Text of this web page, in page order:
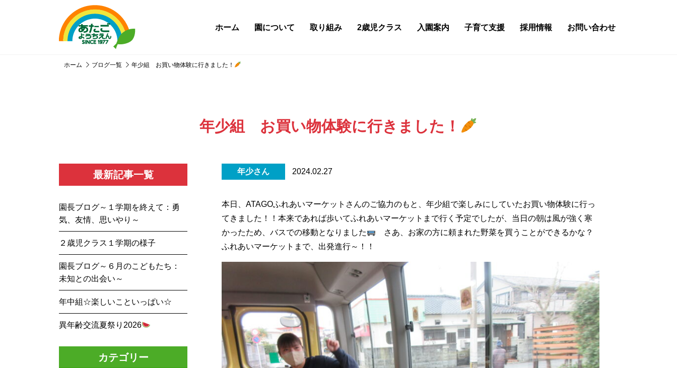
ホーム 園について 取り組み 2歳児クラス 入園案内 子育て支援 採用情報 お問い合わせ
ホーム ブログ一覧 年少組 お買い物体験に行きました！
年少組 お買い物体験に行きました！
最新記事一覧
園長ブログ～１学期を終えて：勇
気、友情、思いやり～
２歳児クラス１学期の様子
園長ブログ～６月のこどもたち：
未知との出会い～
年中組☆楽しいこといっぱい☆
異年齢交流夏祭り2026
カテゴリー
年少さん 2024.02.27
本日、ATAGOふれあいマーケットさんのご協力のもと、年少組で楽しみにしていたお買い物体験に行っ
てきました！！本来であれば歩いてふれあいマーケットまで行く予定でしたが、当日の朝は風が強く寒
かったため、バスでの移動となりました
さあ、お家の方に頼まれた野菜を買うことができるかな？
ふれあいマーケットまで、出発進行～！！